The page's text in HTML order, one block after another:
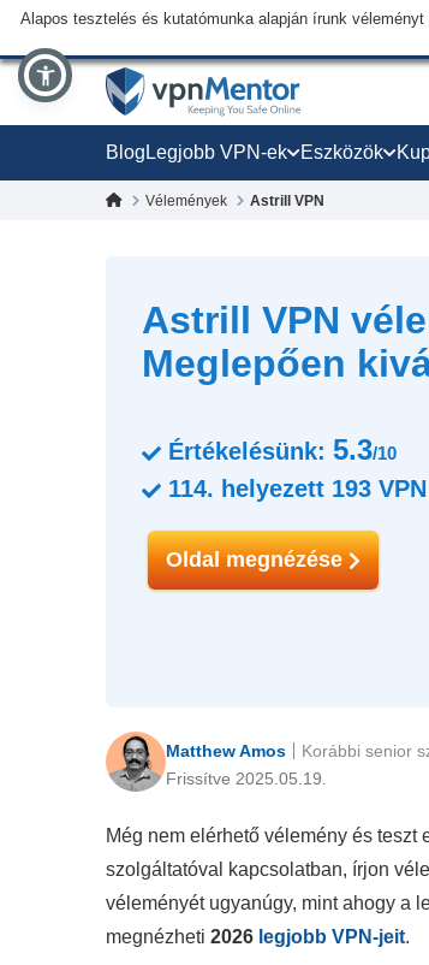
Alapos tesztelés és kutatómunka alapján írunk
Blog Legjobb VPN-ek Eszközök
Vélemények Astrill VPN
Astrill VPN
Meglepően
Értékelésünk: 5.3/10
114. helyezett 193
Oldal megnézése
Matthew Amos
Frissítve 2025.05.19.
Korábbi senior
Még nem elérhető vélemény és
szolgáltatóval kapcsolatban, írjon
véleményét ugyanúgy, mint ahogy a
megnézheti 2026 legjobb VPN-jeit.